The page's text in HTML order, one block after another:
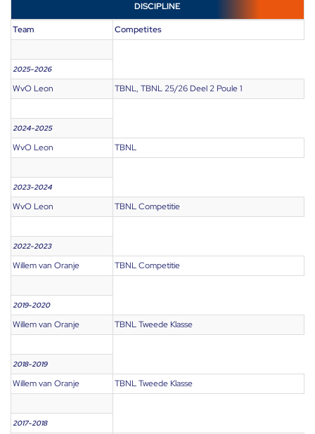
DISCIPLINE
Team Competites
2025-2026
WvO Leon TBNL, TBNL 25/26 Deel 2 Poule 1
2024-2025
WvO Leon TBNL
2023-2024
WvO Leon TBNL Competitie
2022-2023
Willem van Oranje TBNL Competitie
2019-2020
Willem van Oranje TBNL Tweede Klasse
2018-2019
Willem van Oranje TBNL Tweede Klasse
2017-2018